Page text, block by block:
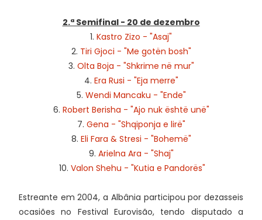
2.ª Semifinal - 20 de dezembro
1. Kastro Zizo - "Asaj"
2. Tiri Gjoci - "Me gotën bosh"
3. Olta Boja - "Shkrime në mur"
4. Era Rusi - "Eja merre"
5. Wendi Mancaku - "Ende"
6. Robert Berisha - "Ajo nuk është unë"
7. Gena - "Shqiponja e lirë"
8. Eli Fara & Stresi - "Bohemë"
9. Arielna Ara - "Shaj"
10. Valon Shehu - "Kutia e Pandorës"
Estreante em 2004, a Albânia participou por dezasseis
ocasiões no Festival Eurovisão, tendo disputado a